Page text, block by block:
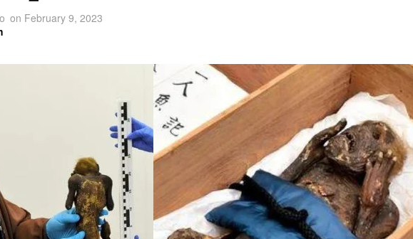
on February 9, 2023